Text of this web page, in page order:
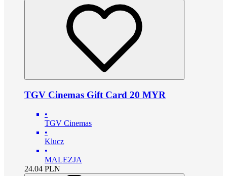
TGV Cinemas Gift Card 20 MYR
•
TGV Cinemas
•
Klucz
•
MALEZJA
24.04 PLN